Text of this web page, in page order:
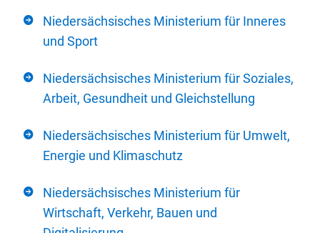
Niedersächsisches Ministerium für Inneres
und Sport
Niedersächsisches Ministerium für Soziales,
Arbeit, Gesundheit und Gleichstellung
Niedersächsisches Ministerium für Umwelt,
Energie und Klimaschutz
Niedersächsisches Ministerium für
Wirtschaft, Verkehr, Bauen und